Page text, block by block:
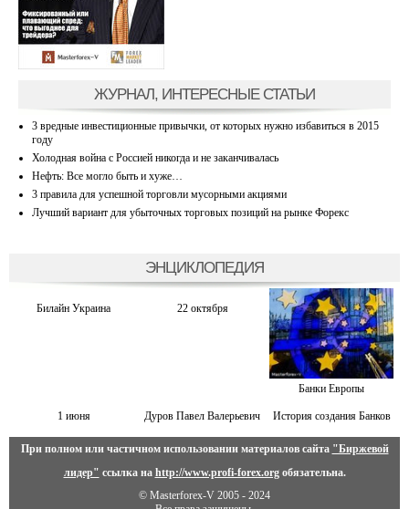
ЖУРНАЛ, ИНТЕРЕСНЫЕ СТАТЬИ
3 вредные инвестиционные привычки, от которых нужно избавиться в 2015
году
Холодная война с Россией никогда и не заканчивалась
Нефть: Все могло быть и хуже…
3 правила для успешной торговли мусорными акциями
Лучший вариант для убыточных торговых позиций на рынке Форекс
ЭНЦИКЛОПЕДИЯ
Билайн Украина 22 октября
Банки Европы
1 июня Дуров Павел Валерьевич История создания Банков
При полном или частичном использовании материалов сайта "Биржевой
лидер" ссылка на http://www.profi-forex.orgобязательна.
© Masterforex-V 2005 - 2024